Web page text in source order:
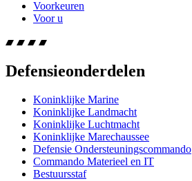
Voorkeuren
Voor u
Defensieonderdelen
Koninklijke Marine
Koninklijke Landmacht
Koninklijke Luchtmacht
Koninklijke Marechaussee
Defensie Ondersteuningscommando
Commando Materieel en IT
Bestuursstaf